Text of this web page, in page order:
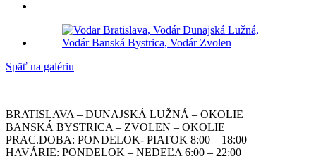
Späť na galériu
BRATISLAVA – DUNAJSKÁ LUŽNÁ – OKOLIE
BANSKÁ BYSTRICA – ZVOLEN – OKOLIE
PRAC.DOBA: PONDELOK- PIATOK 8:00 – 18:00
HAVÁRIE: PONDELOK – NEDEĽA 6:00 – 22:00